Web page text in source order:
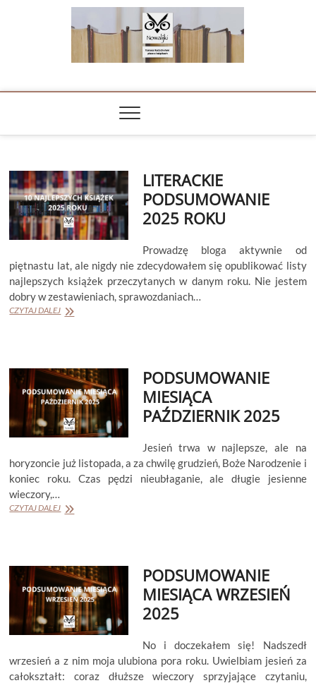
NOWALIJKI
LITERACKIE
PODSUMOWANIE
2025 ROKU
Prowadzę bloga aktywnie od
piętnastu lat, ale nigdy nie zdecydowałem się opublikować listy
najlepszych książek przeczytanych w danym roku. Nie jestem
dobry w zestawieniach, sprawozdaniach…
CZYTAJ DALEJLITERACKIE
PODSUMOWANIE
MIESIĄCA
PAŹDZIERNIK 2025
Jesień trwa w najlepsze, ale na
horyzoncie już listopada, a za chwilę grudzień, Boże Narodzenie i
koniec roku. Czas pędzi nieubłaganie, ale długie jesienne
wieczory,…
CZYTAJ DALEJPODSUMOWANIE
PODSUMOWANIE
MIESIĄCA WRZESIEŃ
2025
No i doczekałem się! Nadszedł
wrzesień a z nim moja ulubiona pora roku. Uwielbiam jesień za
całokształt: coraz dłuższe wieczory sprzyjające czytaniu,